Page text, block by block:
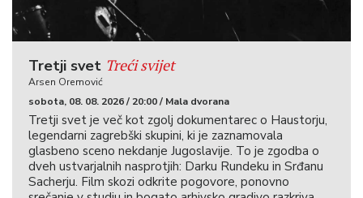
Tretji svet Treći svijet
Arsen Oremović
sobota, 08. 08. 2026 / 20:00 / Mala dvorana
Tretji svet je več kot zgolj dokumentarec o Haustorju,
legendarni zagrebški skupini, ki je zaznamovala
glasbeno sceno nekdanje Jugoslavije. To je zgodba o
dveh ustvarjalnih nasprotjih: Darku Rundeku in Srđanu
Sacherju. Film skozi odkrite pogovore, ponovno